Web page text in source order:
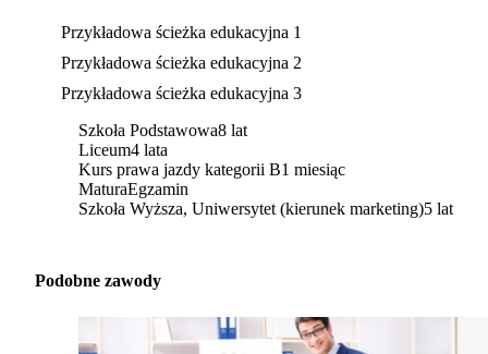
Przykładowa ścieżka edukacyjna 1
Przykładowa ścieżka edukacyjna 2
Przykładowa ścieżka edukacyjna 3
Szkoła Podstawowa8 lat
Liceum4 lata
Kurs prawa jazdy kategorii B1 miesiąc
MaturaEgzamin
Szkoła Wyższa, Uniwersytet (kierunek marketing)5 lat
Podobne zawody